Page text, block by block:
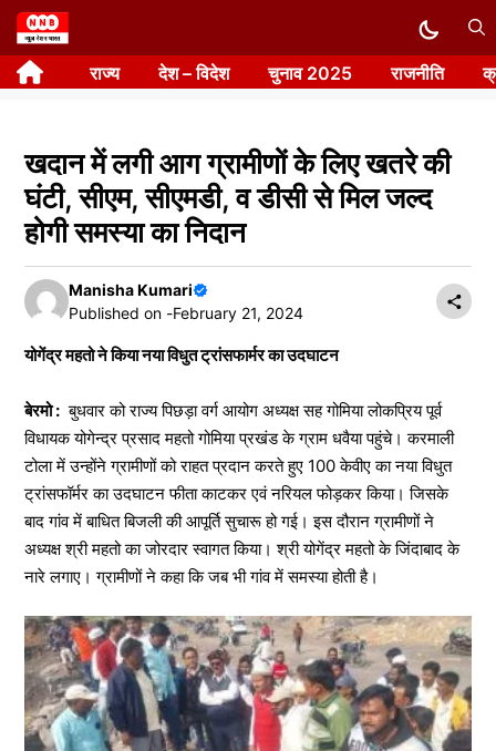
Skip
to
content राज्य देश – विदेश चुनाव 2025 राजनीति
खदान में लगी आग ग्रामीणों के लिए खतरे की
घंटी, सीएम, सीएमडी, व डीसी से मिल जल्द
होगी समस्या का निदान
Manisha Kumari
Published on -February 21, 2024
योगेंद्र महतो ने किया नया विधुत ट्रांसफार्मर का उदघाटन
बेरमो : बुधवार को राज्य पिछड़ा वर्ग आयोग अध्यक्ष सह गोमिया लोकप्रिय पूर्व
विधायक योगेन्द्र प्रसाद महतो गोमिया प्रखंड के ग्राम धवैया पहुंचे। करमाली
टोला में उन्होंने ग्रामीणों को राहत प्रदान करते हुए 100 केवीए का नया विधुत
ट्रांसफॉर्मर का उदघाटन फीता काटकर एवं नरियल फोड़कर किया। जिसके
बाद गांव में बाधित बिजली की आपूर्ति सुचारू हो गई। इस दौरान ग्रामीणों ने
अध्यक्ष श्री महतो का जोरदार स्वागत किया। श्री योगेंद्र महतो के जिंदाबाद के
नारे लगाए। ग्रामीणों ने कहा कि जब भी गांव में समस्या होती है।